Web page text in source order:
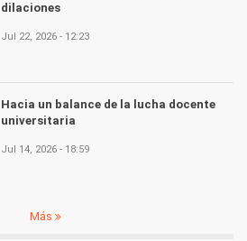
dilaciones
Jul 22, 2026 - 12:23
Hacia un balance de la lucha docente
universitaria
Jul 14, 2026 - 18:59
Más